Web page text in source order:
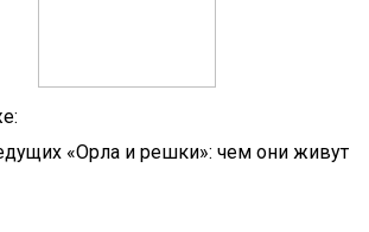
«Орла и решки»: чем они живут